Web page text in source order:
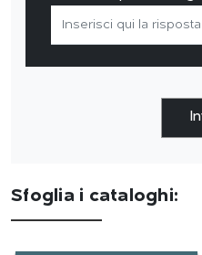
Sfoglia i cataloghi: